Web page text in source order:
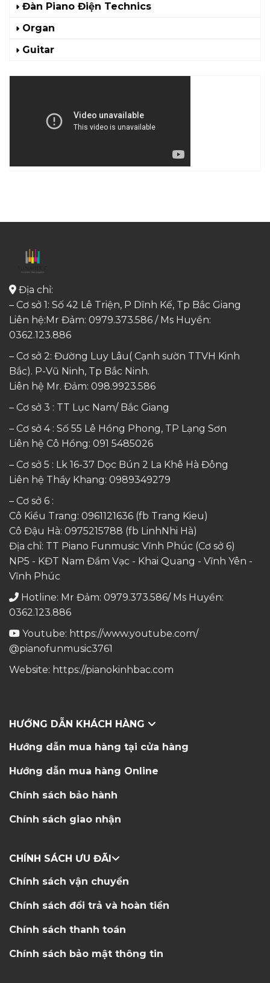
Đàn Piano Điện Technics
Organ
Guitar
Địa chỉ:
– Cơ sở 1: Số 42 Lê Triện, P Dĩnh Kế, Tp Bắc Giang
Liên hệ:Mr Đảm: 0979.373.586 / Ms Huyền:
0362.123.886
– Cơ sở 2: Đường Luy Lâu( Cạnh sườn TTVH Kinh
Bắc). P-Vũ Ninh, Tp Bắc Ninh.
Liên hệ Mr. Đảm: 098.9923.586
– Cơ sở 3 : TT Lục Nam/ Bắc Giang
– Cơ sở 4 : Số 55 Lê Hồng Phong, TP Lạng Sơn
Liên hệ Cô Hồng: 091 5485026
– Cơ sở 5 : Lk 16-37 Dọc Bún 2 La Khê Hà Đông
Liên hệ Thầy Khang: 0989349279
– Cơ sở 6 :
Cô Kiều Trang: 0961121636 (fb Trang Kieu)
Cô Đậu Hà: 0975215788 (fb LinhNhi Hà)
Địa chỉ: TT Piano Funmusic Vĩnh Phúc (Cơ sở 6)
NP5 - KĐT Nam Đầm Vạc - Khai Quang - Vĩnh Yên -
Vĩnh Phúc
Hotline: Mr Đảm: 0979.373.586/ Ms Huyền:
0362.123.886
Youtube: https://www.youtube.com/
@pianofunmusic3761
Website: https://pianokinhbac.com
HƯỚNG DẪN KHÁCH HÀNG
Hướng dẫn mua hàng tại cửa hàng
Hướng dẫn mua hàng Online
Chính sách bảo hành
Chính sách giao nhận
CHÍNH SÁCH ƯU ĐÃI
Chính sách vận chuyển
Chính sách đổi trả và hoàn tiền
Chính sách thanh toán
Chính sách bảo mật thông tin